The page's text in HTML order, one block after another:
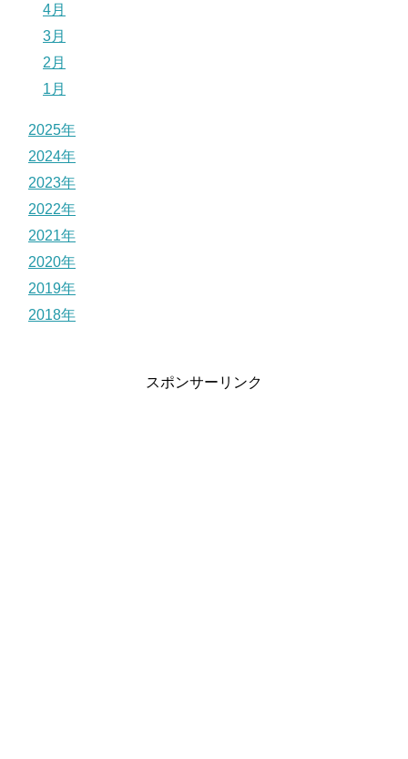
4月
3月
2月
1月
2025年
2024年
2023年
2022年
2021年
2020年
2019年
2018年
スポンサーリンク